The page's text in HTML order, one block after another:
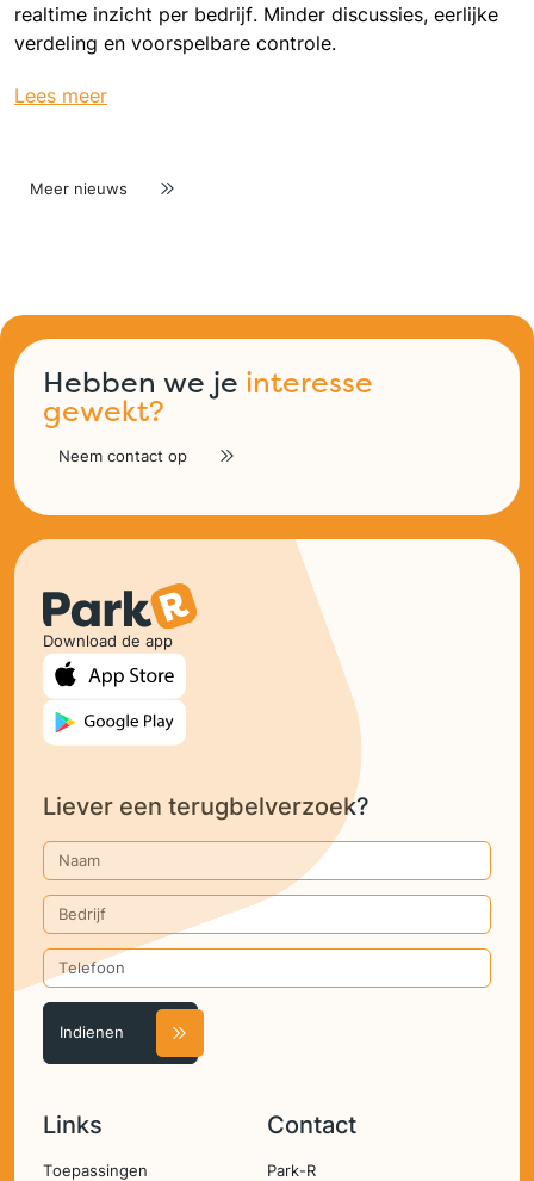
realtime inzicht per bedrijf. Minder discussies, eerlijke
verdeling en voorspelbare controle.
Lees meer
Meer nieuws
Hebben we je interesse
gewekt?
Neem contact op
Download de app
Liever een terugbelverzoek?
Naam
Bedrijf
Telefoon
Links
Toepassingen
Contact
Park-R